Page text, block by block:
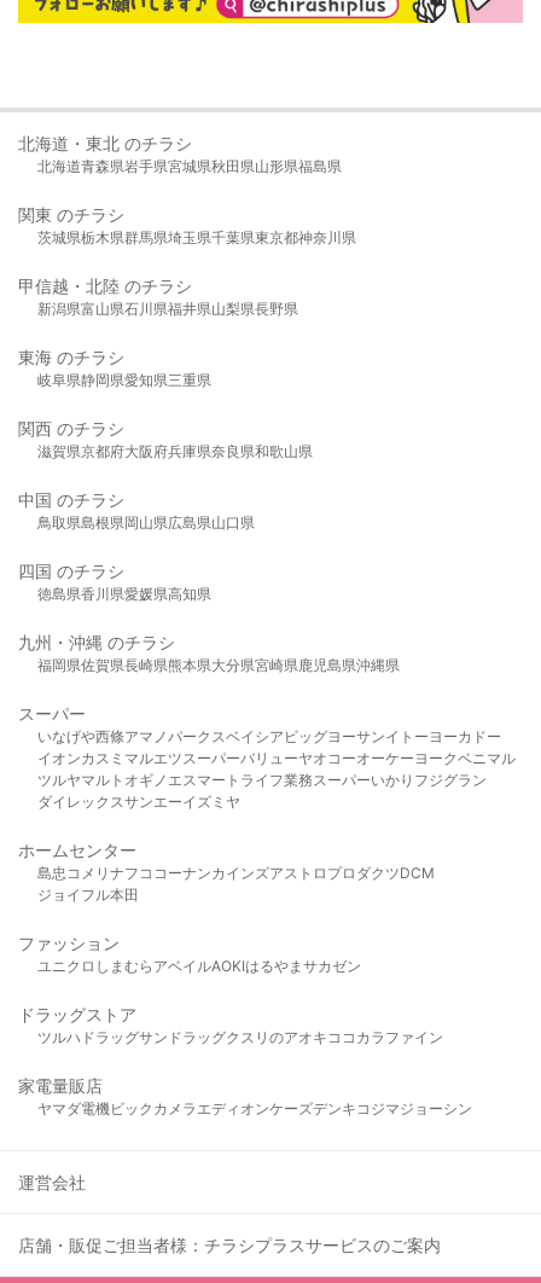
北海道・東北 のチラシ
北海道青森県岩手県宮城県秋田県山形県福島県
関東 のチラシ
茨城県栃木県群馬県埼玉県千葉県東京都神奈川県
甲信越・北陸 のチラシ
新潟県富山県石川県福井県山梨県長野県
東海 のチラシ
岐阜県静岡県愛知県三重県
関西 のチラシ
滋賀県京都府大阪府兵庫県奈良県和歌山県
中国 のチラシ
鳥取県島根県岡山県広島県山口県
四国 のチラシ
徳島県香川県愛媛県高知県
九州・沖縄 のチラシ
福岡県佐賀県長崎県熊本県大分県宮崎県 鹿児島県沖縄県
スーパー
いなげや西條アマノパークスベイシア ビッグヨーサンイトーヨーカドー
イオンカスミ マルエツ スーパーバリューヤオコーオーケー ヨークベニマル
ツルヤマルト オギノ エスマート ライフ業務スーパーいかり フジグラン
ダイレックスサンエーイズミヤ
ホームセンター
島忠 コメリ ナフコ コーナンカインズアストロプロダクツDCM
ジョイフル本田
ファッション
ユニクロ しまむら アベイルAOKIはるやま サカゼン
ドラッグストア
ツルハドラッグサンドラッグクスリのアオキ ココカラファイン
家電量販店
ヤマダ電機ビックカメラ エディオンケーズデンキ コジマジョーシン
運営会社
店舗・販促ご担当者様：チラシプラスサービスのご案内